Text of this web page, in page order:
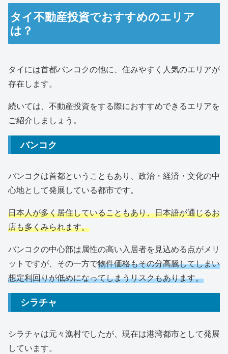
タイ不動産投資でおすすめのエリア
は？
タイには首都バンコクの他に、住みやすく人気のエリアが
存在します。
続いては、不動産投資をする際におすすめできるエリアを
ご紹介しましょう。
バンコク
バンコクは首都ということもあり、政治・経済・文化の中
心地として発展している都市です。
日本人が多く居住していることもあり、日本語が通じるお
店も多くみられます。
バンコクの中心部は属性の高い入居者を見込める点がメリ
ットですが、その一方で物件価格もその分高騰してしまい
想定利回りが低めになってしまうリスクもあります。
シラチャ
シラチャは元々漁村でしたが、現在は港湾都市として発展
しています。